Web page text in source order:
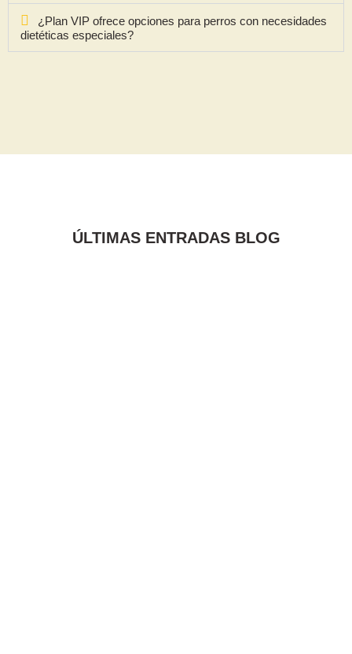
¿Plan VIP ofrece opciones para perros con necesidades
dietéticas especiales?
ÚLTIMAS ENTRADAS BLOG